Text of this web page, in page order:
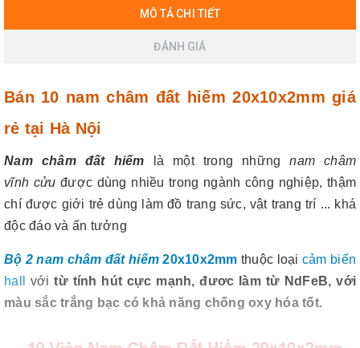
MÔ TẢ CHI TIẾT
ĐÁNH GIÁ
Bán 10 nam châm đất hiếm 20x10x2mm giá
rẻ tại Hà Nội
Nam châm đất hiếm là một trong nhữngnam châm
vĩnh cửu được dùng nhiều trong ngành công nghiệp, thậm
chí được giới trẻ dùng làm đồ trang sức, vật trang trí ... khá
độc đáo và ấn tưởng
Bộ 2 nam châm đất hiếm 20x10x2mm thuộc loại cảm biến
hall
vớitừ tính hút cực mạnh, đươc làm từ NdFeB, với
màu sắc trắng bạc có khả năng chống oxy hóa tốt.